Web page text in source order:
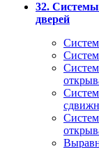
32.
дверей